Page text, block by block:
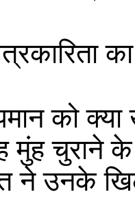
को क्या
मुंह चुराने
ने उनके